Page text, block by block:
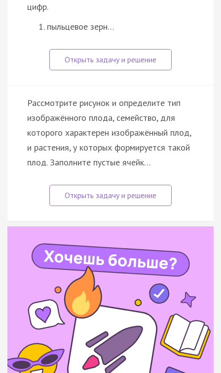
цифр.
пыльцевое зерн…
Рассмотрите рисунок и определите тип
изображённого плода, семейство, для
которого характерен изображённый плод,
и растения, у которых формируется такой
плод. Заполните пустые ячейк…